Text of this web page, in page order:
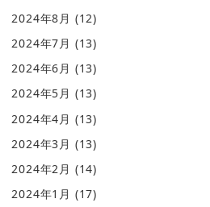
2024年8月 (12)
2024年7月 (13)
2024年6月 (13)
2024年5月 (13)
2024年4月 (13)
2024年3月 (13)
2024年2月 (14)
2024年1月 (17)